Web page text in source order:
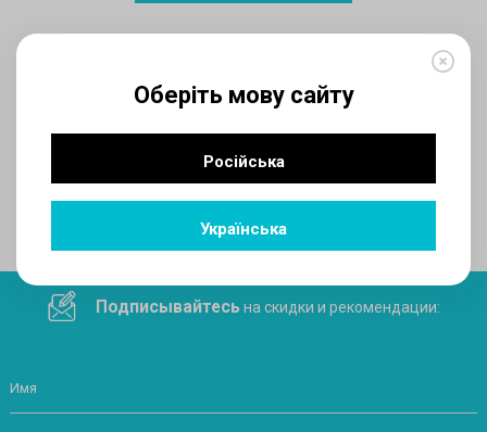
Оберіть мову сайту
Російська
Українська
Поделитесь ссылкой в социальных сетях
Подписывайтесьна скидки и рекомендации:
Имя